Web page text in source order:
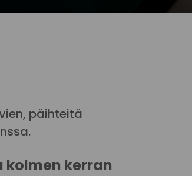
päihteitä
kerran